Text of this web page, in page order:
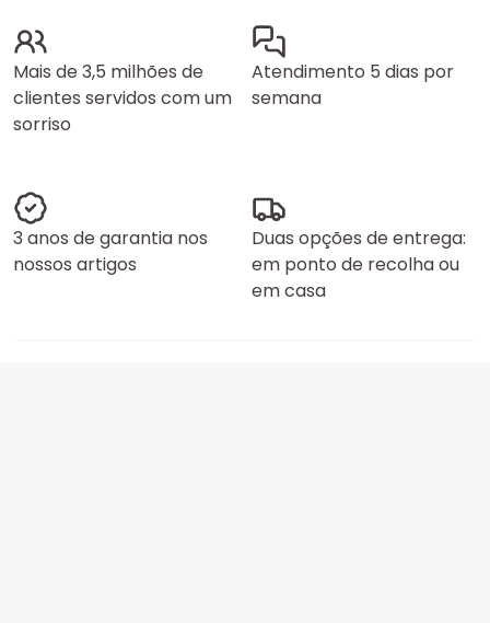
Mais de 3,5 milhões de
clientes servidos com um
sorriso
Atendimento 5 dias por
semana
3 anos de garantia nos
nossos artigos
Duas opções de entrega:
em ponto de recolha ou
em casa